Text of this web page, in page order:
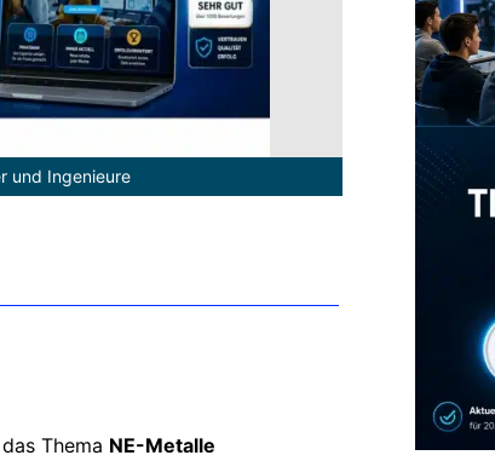
und Ingenieure
Thema NE-Metalle